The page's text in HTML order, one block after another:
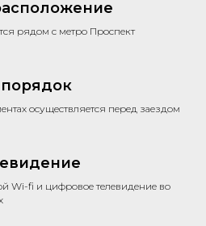
рядом с метро Проспект
осуществляется перед заездом
Wi-fi и цифровое телевидение во